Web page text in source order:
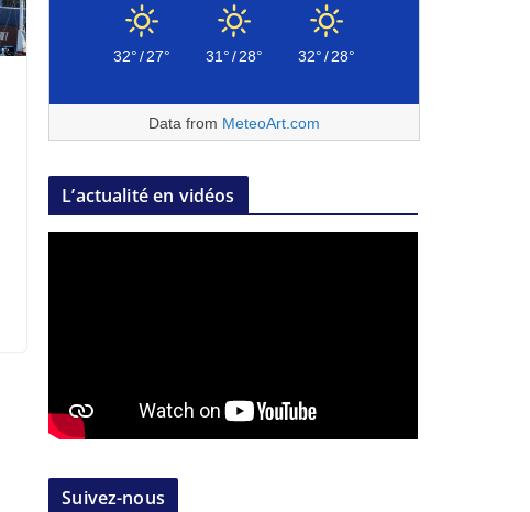
32°/27° 31°/28° 32°/28°
Data from MeteoArt.com
L’actualité en vidéos
Suivez-nous